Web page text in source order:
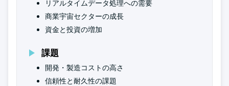
リアルタイムデータ処理への需要
商業宇宙セクターの成長
資金と投資の増加
課題
開発・製造コストの高さ
信頼性と耐久性の課題